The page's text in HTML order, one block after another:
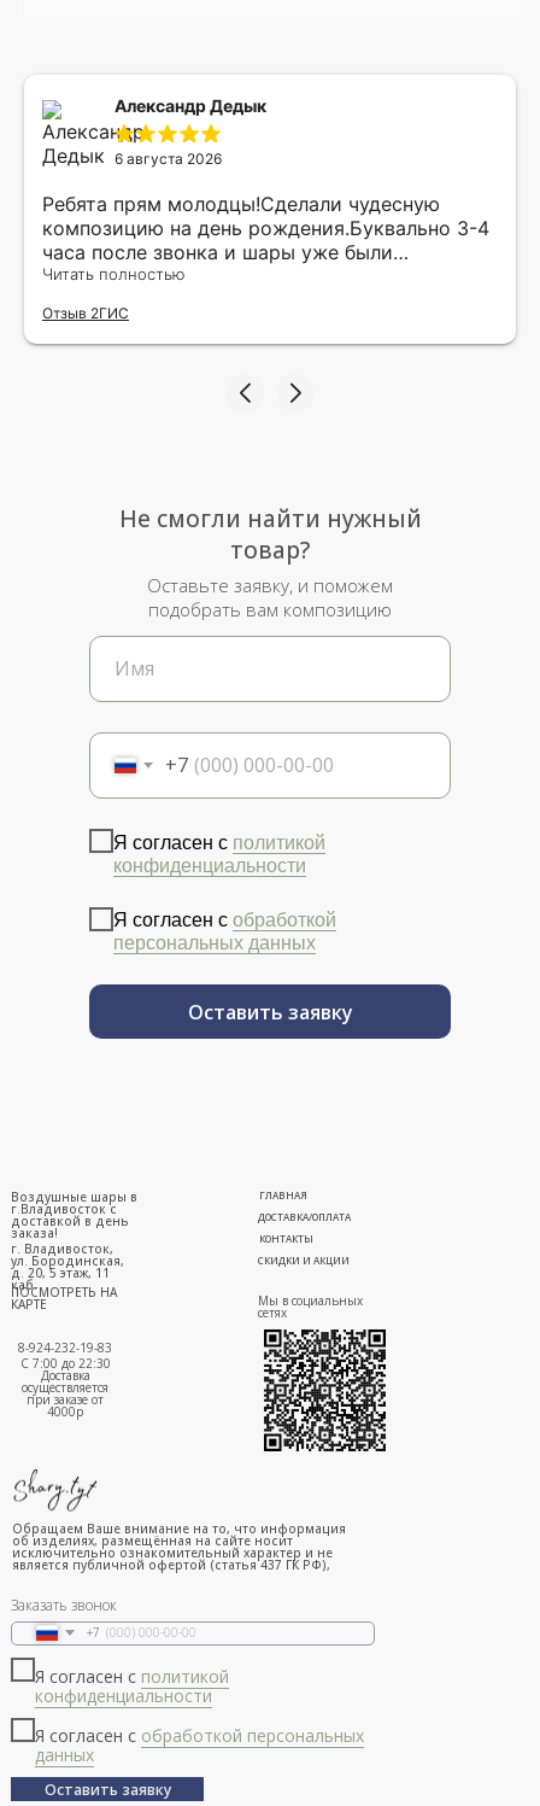
Александр Дедык
6 августа 2026
Ребята прям молодцы!Сделали чудесную
композицию на день рождения.Буквально 3-4
часа после звонка и шары уже были
доставлены мне по адресу.Качество
рада.
Читать полностью
Отзыв 2ГИС
+7
Я согласен с политикой
конфиденциальности
Я согласен с обработкой
персональных данных
Оставить заявку
Не смогли найти нужный
товар?
Оставьте заявку, и поможем
подобрать вам композицию
г. Владивосток,
ул. Бородинская,
д. 20, 5 этаж, 11
каб.
ПОСМОТРЕТЬ НА
КАРТЕ
ГЛАВНАЯ
ДОСТАВКА/ОПЛАТА
СКИДКИ И АКЦИИ
КОНТАКТЫ
8-924-232-19-83
С 7:00 до 22:30
Доставка
осуществляется
при заказе от
4000р
Воздушные шары в
г.Владивосток с
доставкой в день
заказа!
Мы в социальных
сетях
Заказать звонок
+7
Я согласен с политикой
конфиденциальности
Я согласен с обработкой персональных
данных
Оставить заявку
Обращаем Ваше внимание на то, что информация
об изделиях, размещённая на сайте носит
исключительно ознакомительный характер и не
является публичной офертой (статья 437 ГК РФ),